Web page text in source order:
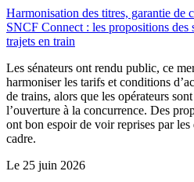
Harmonisation des titres, garantie de
SNCF Connect : les propositions des
trajets en train
Les sénateurs ont rendu public, ce
harmoniser les tarifs et conditions
de trains, alors que les opérateurs
l’ouverture à la concurrence. Des
ont bon espoir de voir reprises par
cadre.
Le 25 juin 2026